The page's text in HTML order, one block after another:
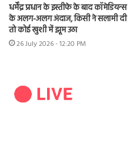
धर्मेंद्र प्रधान के इस्तीफे के बाद कॉमेडियन्स
के अलग-अलग अंदाज, किसी ने सलामी दी
तो कोई खुशी में झूम उठा
26 July 2026 - 12:20 PM